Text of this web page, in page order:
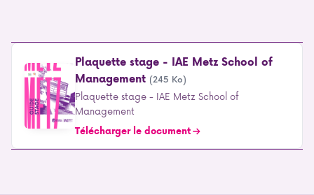
Plaquette stage - IAE Metz School of
Management (245 Ko)
Plaquette stage - IAE Metz School of
Management
Télécharger le document